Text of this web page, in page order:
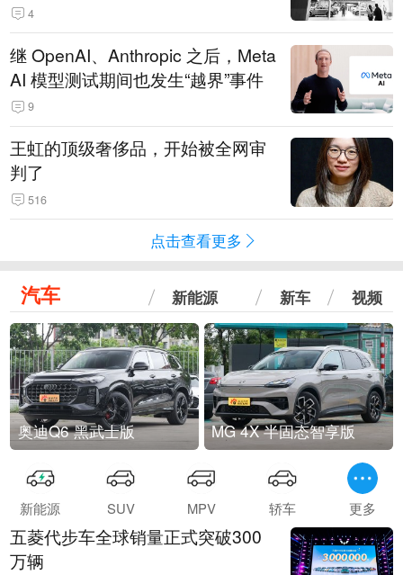
14.3万辆
4
继 OpenAI、Anthropic 之后，Meta
AI 模型测试期间也发生“越界”事件
9
王虹的顶级奢侈品，开始被全网审
判了
516
点击查看更多
汽车 新能源 新车 视频
奥迪Q6 黑武士版 MG 4X 半固态智享版
新能源 SUV MPV 轿车 更多
五菱代步车全球销量正式突破300
万辆